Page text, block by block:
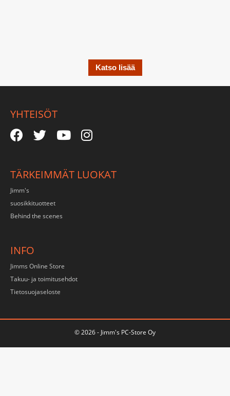
Katso lisää
YHTEISÖT
TÄRKEIMMÄT LUOKAT
Jimm's
suosikkituotteet
Behind the scenes
INFO
Jimms Online Store
Takuu- ja toimitusehdot
Tietosuojaseloste
© 2026 - Jimm's PC-Store Oy